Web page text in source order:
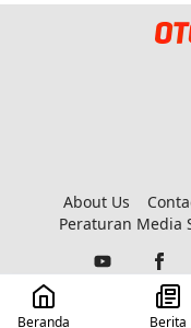
About Us
Peraturan Media
©
Beranda Berita